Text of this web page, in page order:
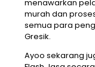
menawarkan
murah dan
semua para
Gresik.
Ayoo sekarang